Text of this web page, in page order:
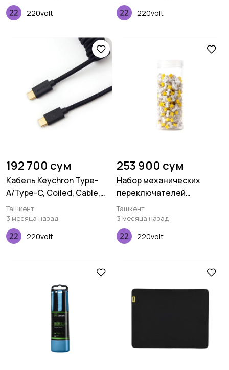
220volt 220volt
192 700 сум
Кабель Keychron Type-
A/Type-C, Coiled, Cable,
Black
Ташкент
3 месяца назад
220volt
253 900 сум
Набор механических
переключателей
Keychron K Pro Yellow, 110
pcs
Ташкент
3 месяца назад
220volt